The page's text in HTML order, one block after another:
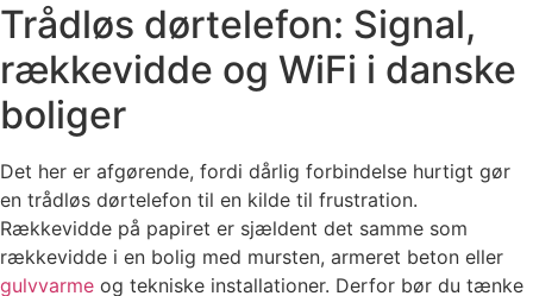
Trådløs dørtelefon: Signal,
rækkevidde og WiFi i danske
boliger
Det her er afgørende, fordi dårlig forbindelse hurtigt gør
en trådløs dørtelefon til en kilde til frustration.
Rækkevidde på papiret er sjældent det samme som
rækkevidde i en bolig med mursten, armeret beton eller
gulvvarme og tekniske installationer. Derfor bør du tænke